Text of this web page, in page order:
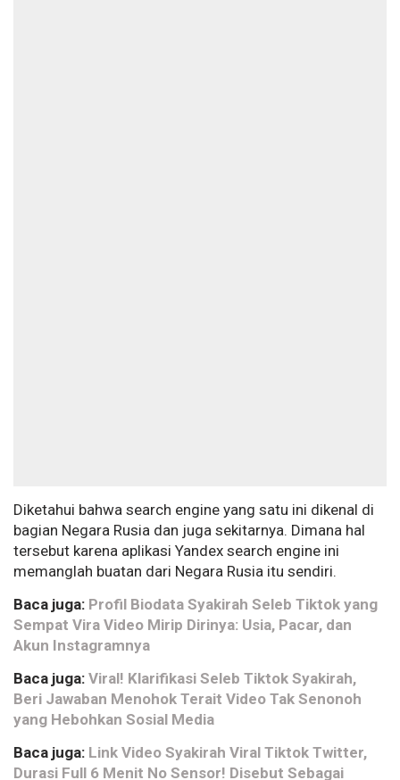
Diketahui bahwa search engine yang satu ini dikenal di
bagian Negara Rusia dan juga sekitarnya. Dimana hal
tersebut karena aplikasi Yandex search engine ini
memanglah buatan dari Negara Rusia itu sendiri.
Baca juga: Profil Biodata Syakirah Seleb Tiktok yang
Sempat Vira Video Mirip Dirinya: Usia, Pacar, dan
Akun Instagramnya
Baca juga: Viral! Klarifikasi Seleb Tiktok Syakirah,
Beri Jawaban Menohok Terait Video Tak Senonoh
yang Hebohkan Sosial Media
Baca juga: Link Video Syakirah Viral Tiktok Twitter,
Durasi Full 6 Menit No Sensor! Disebut Sebagai